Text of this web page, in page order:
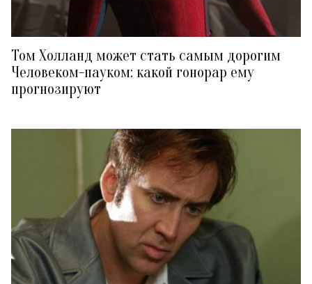
Том Холланд может стать самым дорогим
Человеком-пауком: какой гонорар ему
прогнозируют